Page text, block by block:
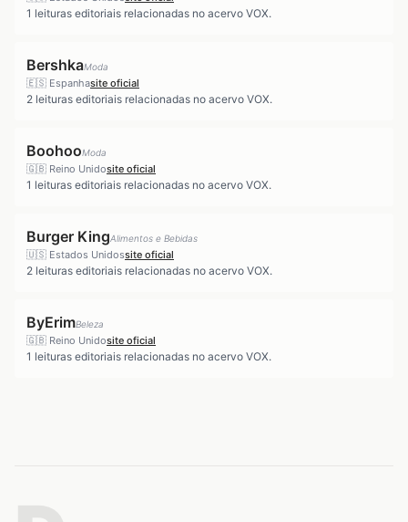
1 leituras editoriais relacionadas no acervo VOX.
BershkaModa
🇪🇸 Espanhasite oficial
2 leituras editoriais relacionadas no acervo VOX.
BoohooModa
🇬🇧 Reino Unidosite oficial
1 leituras editoriais relacionadas no acervo VOX.
Burger KingAlimentos e Bebidas
🇺🇸 Estados Unidossite oficial
2 leituras editoriais relacionadas no acervo VOX.
ByErimBeleza
🇬🇧 Reino Unidosite oficial
1 leituras editoriais relacionadas no acervo VOX.